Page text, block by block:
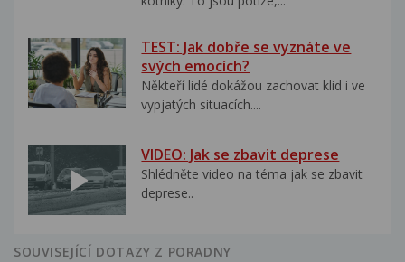
TEST: Jak dobře se vyznáte ve
svých emocích?
Někteří lidé dokážou zachovat klid i ve
vypjatých situacích....
VIDEO: Jak se zbavit deprese
Shlédněte video na téma jak se zbavit
deprese..
SOUVISEJÍCÍ DOTAZY Z PORADNY